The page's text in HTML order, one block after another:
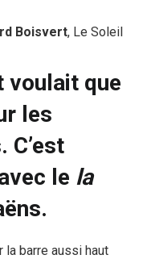
Boisvert, Le Soleil
voulait que
les
C’est
le la
barre aussi haut